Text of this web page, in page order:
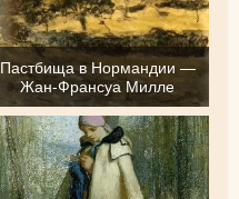
Пастбища в Нормандии —
Жан-Франсуа Милле